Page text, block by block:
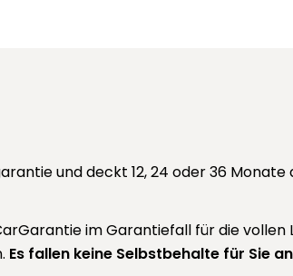
und deckt 12, 24 oder 36
im Garantiefall für die
Es fallen keine Selbstbehalte für Sie